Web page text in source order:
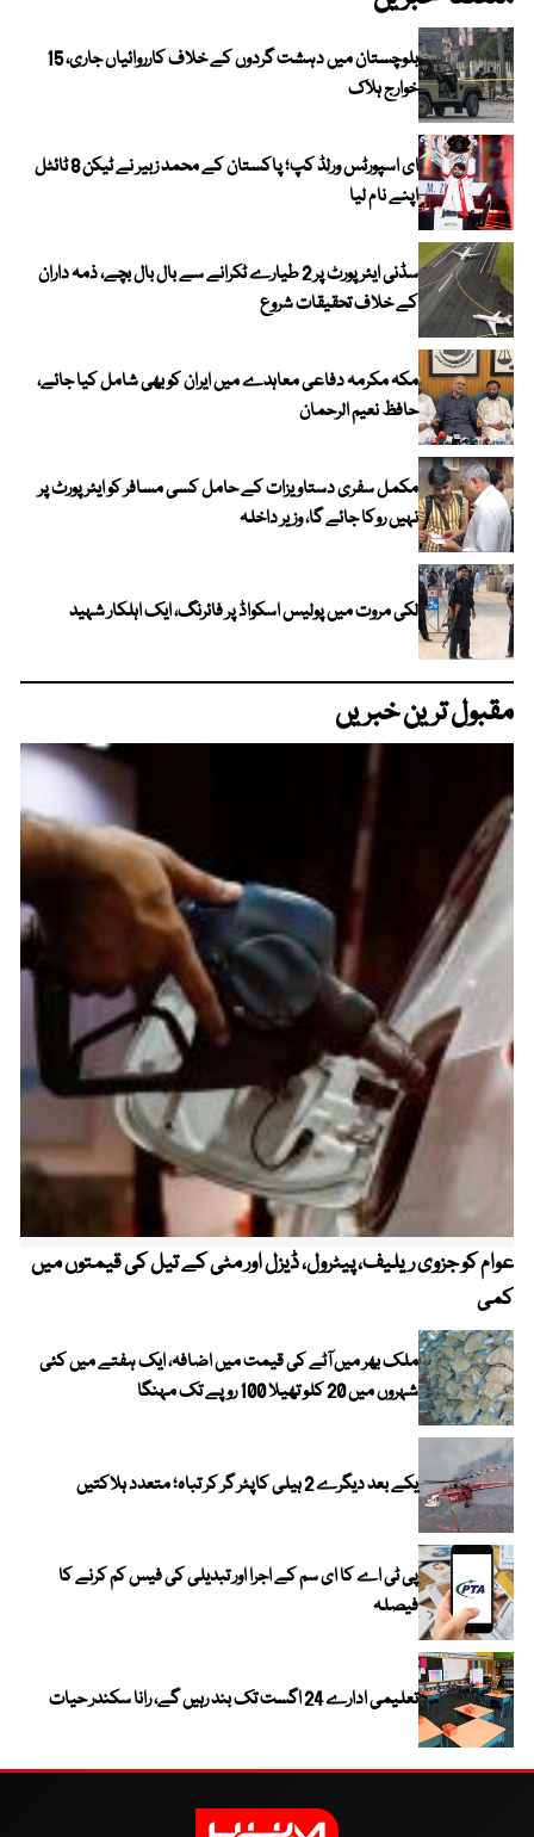
بلوچستان میں دہشت گردوں کے خلاف کارروائیاں جاری، 15
خوارج ہلاک
ای اسپورٹس ورلڈ کپ؛ پاکستان کے محمد زبیر نے ٹیکن 8 ٹائٹل
اپنے نام لیا
سڈنی ایئرپورٹ پر 2 طیارے ٹکرانے سے بال بال بچے، ذمہ داران
کے خلاف تحقیقات شروع
مکہ مکرمہ دفاعی معاہدے میں ایران کو بھی شامل کیا جائے،
حافظ نعیم الرحمان
مکمل سفری دستاویزات کے حامل کسی مسافر کو ایئرپورٹ پر
نہیں روکا جائے گا، وزیر داخلہ
لکی مروت میں پولیس اسکواڈ پر فائرنگ، ایک اہلکار شہید
مقبول ترین خبریں
عوام کو جزوی ریلیف، پیٹرول، ڈیزل اور مٹی کے تیل کی قیمتوں میں
کمی
ملک بھر میں آٹے کی قیمت میں اضافہ، ایک ہفتے میں کئی
شہروں میں 20 کلو تھیلا 100 روپے تک مہنگا
یکے بعد دیگرے 2 ہیلی کاپٹر گر کر تباہ؛ متعدد ہلاکتیں
پی ٹی اے کا ای سم کے اجرا اور تبدیلی کی فیس کم کرنے کا
فیصلہ
تعلیمی ادارے 24 اگست تک بند رہیں گے، رانا سکندر حیات